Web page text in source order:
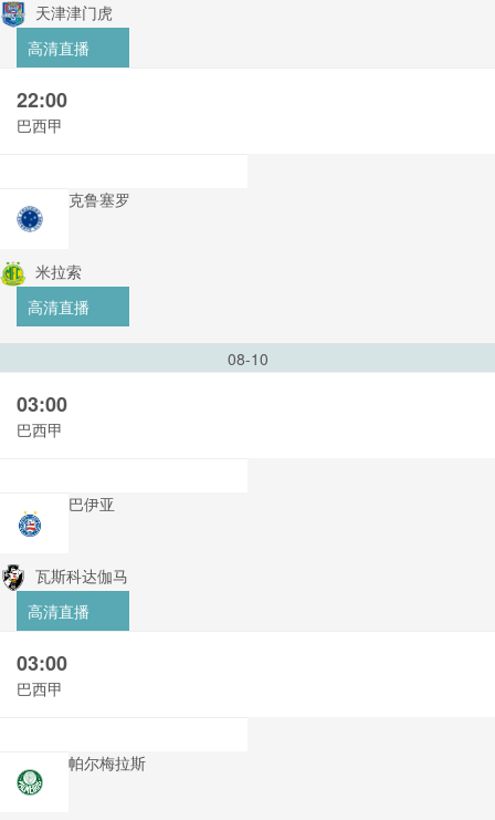
天津津门虎
高清直播
22:00
巴西甲
克鲁塞罗
米拉索
高清直播
08-10
03:00
巴西甲
巴伊亚
瓦斯科达伽马
高清直播
03:00
巴西甲
帕尔梅拉斯